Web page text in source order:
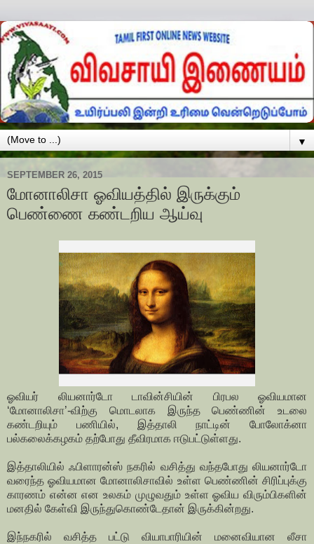
▼
SEPTEMBER 26, 2015
மோனாலிசா ஓவியத்தில் இருக்கும்
பெண்ணை கண்டறிய ஆய்வு
ஓவியர் லியனார்டோ டாவின்சியின் பிரபல ஓவியமான
‘மோனாலிசா’-விற்கு மொடலாக இருந்த பெண்ணின் உடலை
கண்டறியும் பணியில், இத்தாலி நாட்டின் போலோக்னா
பல்கலைக்கழகம் தற்போது தீவிரமாக ஈடுபட்டுள்ளது.
இத்தாலியில் ஃபிளாரன்ஸ் நகரில் வசித்து வந்தபோது லியனார்டோ
வரைந்த ஓவியமான மோனாலிசாவில் உள்ள பெண்ணின் சிரிப்புக்கு
காரணம் என்ன என உலகம் முழுவதும் உள்ள ஓவிய விரும்பிகளின்
மனதில் கேள்வி இருந்துகொண்டேதான் இருக்கின்றது.
இந்நகரில் வசித்த பட்டு வியாபாரியின் மனைவியான லீசா